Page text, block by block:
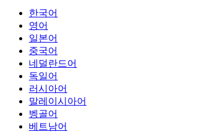
한국어
영어
일본어
중국어
네덜란드어
독일어
러시아어
말레이시아어
벵골어
베트남어